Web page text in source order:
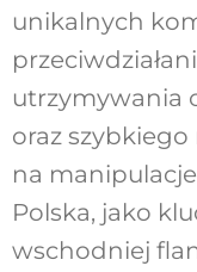
unikalnych
utrzymywania
oraz
na
Polska, jako
wschodniej